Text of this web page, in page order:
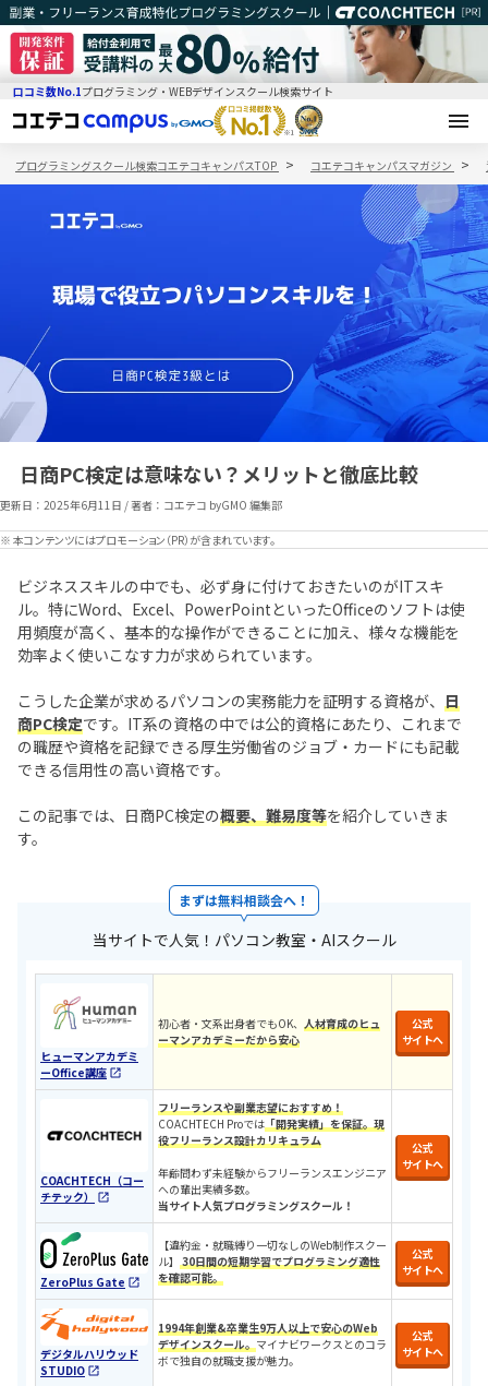
口コミ数No.1プログラミング・WEBデザインスクール検索サイト
プログラミングスクール検索コエテコキャンパスTOP コエテコキャンパスマガジン
日商PC検定は意味ない？メリットと徹底比較
更新日： 2025年6月11日 /著者：コエテコ byGMO 編集部
※ 本コンテンツにはプロモーション（PR）が含まれています。
ビジネススキルの中でも、必ず身に付けておきたいのがITスキ
ル。特にWord、Excel、PowerPointといったOfficeのソフトは使
用頻度が高く、基本的な操作ができることに加え、様々な機能を
効率よく使いこなす力が求められています。
こうした企業が求めるパソコンの実務能力を証明する資格が、 日
商PC検定です。IT系の資格の中では公的資格にあたり、これまで
の職歴や資格を記録できる厚生労働省のジョブ・カードにも記載
できる信用性の高い資格です。
この記事では、日商PC検定の概要、難易度等を紹介していきま
す。
まずは無料相談会へ！
当サイトで人気！パソコン教室・AIスクール
ヒューマンアカデミ
ーOffice講座
初心者・文系出身者でもOK、 人材育成のヒュ
ーマンアカデミーだから安心
公式
サイトへ
COACHTECH（コー
チテック）
フリーランスや副業志望におすすめ！
COACHTECH Proでは 「開発実績」を保証。現
役フリーランス設計カリキュラム
年齢問わず未経験からフリーランスエンジニア
への輩出実績多数。
当サイト人気プログラミングスクール！
公式
サイトへ
ZeroPlus Gate
【違約金・就職縛り一切なしのWeb制作スクー
ル】 30日間の短期学習でプログラミング適性
を確認可能。
公式
サイトへ
デジタルハリウッド
STUDIO
1994年創業&卒業生9万人以上で安心のWeb
デザインスクール。 マイナビワークスとのコラ
ボで独自の就職支援が魅力。
公式
サイトへ